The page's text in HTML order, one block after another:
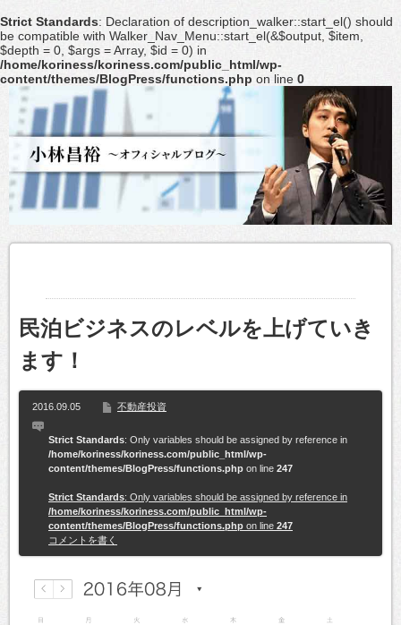
Strict Standards: Declaration of description_walker::start_el() should
be compatible with Walker_Nav_Menu::start_el(&$output, $item,
$depth = 0, $args = Array, $id = 0) in
/home/koriness/koriness.com/public_html/wp-
content/themes/BlogPress/functions.php on line 0
民泊ビジネスのレベルを上げていき
ます！
2016.09.05 不動産投資
Strict Standards: Only variables should be assigned by reference in
/home/koriness/koriness.com/public_html/wp-
content/themes/BlogPress/functions.php on line 247
Strict Standards: Only variables should be assigned by reference in
/home/koriness/koriness.com/public_html/wp-
content/themes/BlogPress/functions.php on line 247
コメントを書く